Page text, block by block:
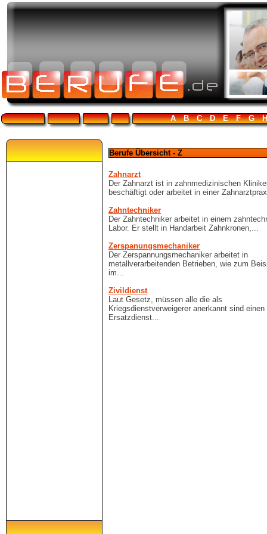
A B C D E F G H
Berufe Übersicht - Z
Zahnarzt
Der Zahnarzt ist in zahnmedizinischen
beschäftigt oder arbeitet in einer
Zahntechniker
Der Zahntechniker arbeitet in einem
Labor. Er stellt in Handarbeit Zahnkronen,...
Zerspanungsmechaniker
Der Zerspannungsmechaniker arbeitet in
metallverarbeitenden Betrieben, wie zum
im...
Zivildienst
Laut Gesetz, müssen alle die als
Kriegsdienstverweigerer anerkannt sind einen
Ersatzdienst...